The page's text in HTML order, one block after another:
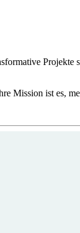
Projekte
Mission ist es,